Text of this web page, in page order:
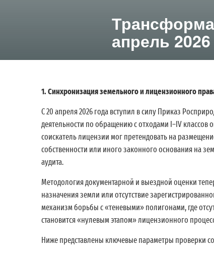
апрель 2026
1. Синхронизация земельного и лицензионного
С 20 апреля 2026 года вступил в силу Приказ
деятельности по обращению с отходами I–IV
соискатель лицензии мог претендовать на
собственности или иного законного основания на
аудита.
Методология документарной и выездной оценки
назначения земли или отсутствие
механизм борьбы с «теневыми» полигонами, где
становится «нулевым этапом» лицензионного
Ниже представлены ключевые параметры проверки